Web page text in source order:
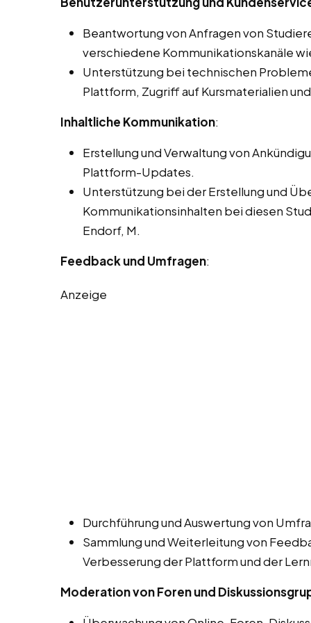
Beantwortung von Anfragen von
verschiedene Kommunikationskanäle
Unterstützung bei technischen
Plattform, Zugriff auf Kursmaterialien
Inhaltliche Kommunikation:
Erstellung und Verwaltung von
Plattform-Updates.
Unterstützung bei der Erstellung und
Kommunikationsinhalten bei diesen
Endorf, M.
Feedback und Umfragen:
Anzeige
Durchführung und Auswertung von
Sammlung und Weiterleitung von
Verbesserung der Plattform und der
Moderation von Foren und